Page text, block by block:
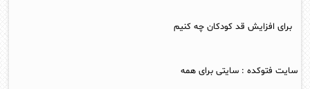
برای افزایش قد کودکان چه کنیم
سایت فتوکده: سایتی برای همه